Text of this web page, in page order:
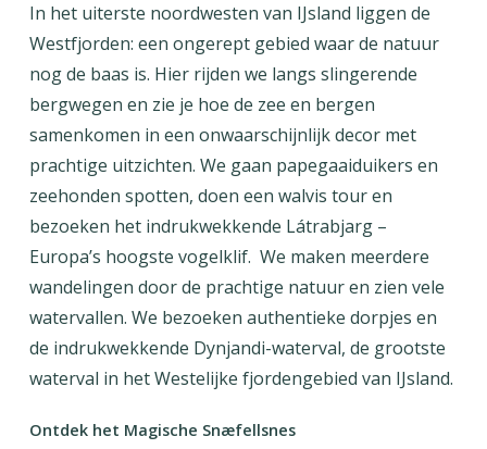
In het uiterste noordwesten van IJsland liggen de
Westfjorden: een ongerept gebied waar de natuur
nog de baas is. Hier rijden we langs slingerende
bergwegen en zie je hoe de zee en bergen
samenkomen in een onwaarschijnlijk decor met
prachtige uitzichten. We gaan papegaaiduikers en
zeehonden spotten, doen een walvis tour en
bezoeken het indrukwekkende Látrabjarg –
Europa’s hoogste vogelklif. We maken meerdere
wandelingen door de prachtige natuur en zien vele
watervallen. We bezoeken authentieke dorpjes en
de indrukwekkende Dynjandi-waterval, de grootste
waterval in het Westelijke fjordengebied van IJsland.
Ontdek het Magische Snæfellsnes